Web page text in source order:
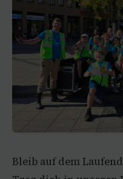
Bleib auf dem